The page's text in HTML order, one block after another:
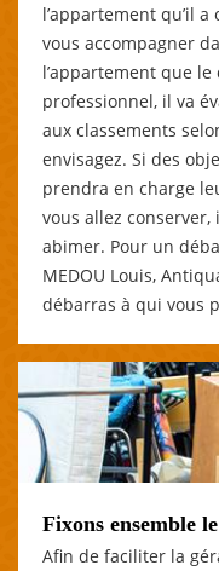
l’appartement qu’il
vous accompagner
l’appartement que
professionnel, il va
aux classements
envisagez. Si des
prendra en charge
vous allez
abimer. Pour un
MEDOU Louis,
débarras à qui vous
Fixons ensemble
Afin de faciliter la